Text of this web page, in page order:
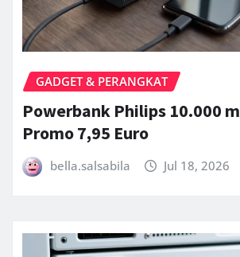
GADGET & PERANGKAT
Powerbank Philips 10.000
Promo 7,95 Euro
bella.salsabila Jul 18, 2026